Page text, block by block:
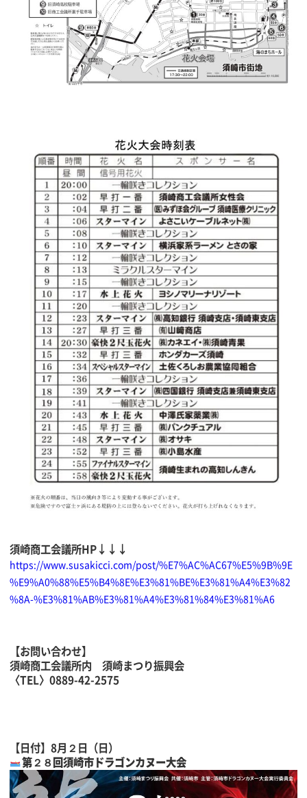
須崎商工会議所HP↓↓↓
https://www.susakicci.com/post/%E7%AC%AC67%E5%9B%9E
%E9%A0%88%E5%B4%8E%E3%81%BE%E3%81%A4%E3%82
%8A-%E3%81%AB%E3%81%A4%E3%81%84%E3%81%A6
【お問い合わせ】
須崎商工会議所内 須崎まつり振興会
〈TEL〉0889-42-2575
【日付】8月２日（日）
第２８回須崎市ドラゴンカヌー大会